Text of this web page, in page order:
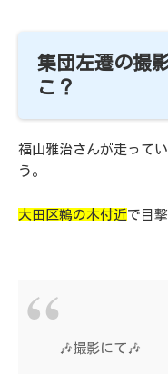
集団左遷の撮
こ？
福山雅治さんが走って
う。
大田区鵜の木付近で目
🎶撮影にて🎶